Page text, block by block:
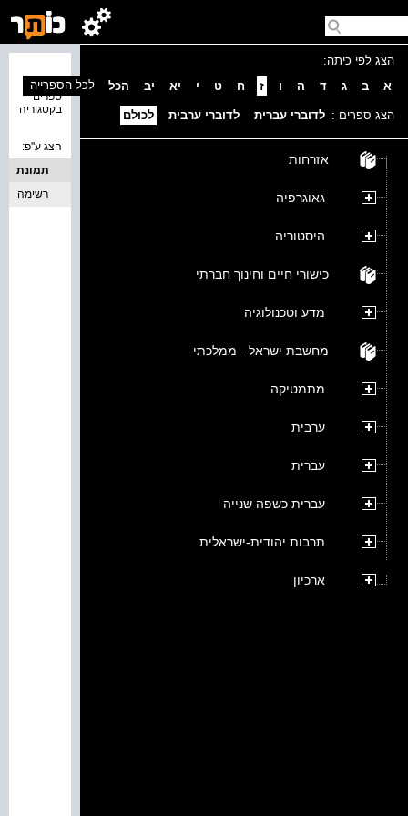
הצג לפי כיתה:
א
ב ג ד ה ו ז ח ט י יא יב הכל
הצג ספרים : לדוברי עברית לדוברי ערבית לכולם
אזרחות
גאוגרפיה
היסטוריה
כישורי חיים וחינוך חברתי
מדע וטכנולוגיה
מחשבת ישראל - ממלכתי
מתמטיקה
ערבית
עברית
עברית כשפה שנייה
תרבות יהודית-ישראלית
ארכיון
ספרים
בקטגוריה
לכל הספרייה
הצג ע''פ:
תמונת
כריכה
רשימה